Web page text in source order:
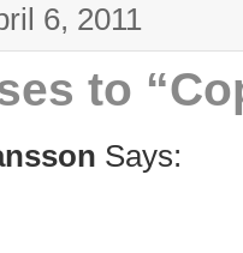
6, 2011
to
Says: